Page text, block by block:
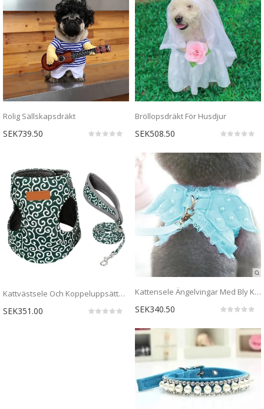
Rolig Sällskapsdräkt
SEK739.50
Bröllopsdräkt För Husdjur
SEK508.50
Kattvästsele Och Koppeluppsättning
SEK351.00
Kattensele Ängelvingar Med Bly Koppel
SEK340.50